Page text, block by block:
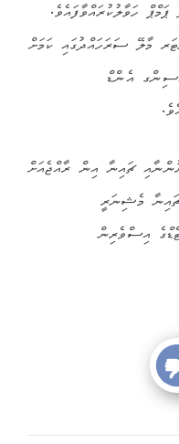
ހަވާލުކުރައްވާފައެވެ.
މާލޭ ސަރަހައްދުގައި ކަމަށް
އެންޑް
ޗައިނާ އިން ރާއްޖެއަށް
މެޝިނަރީ
އިސްވެރިން